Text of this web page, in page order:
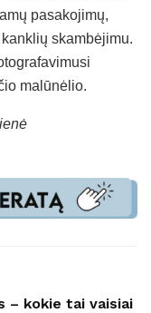
pasakojimų,
skambėjimu.
malūnėlio.
– kokie tai vaisiai